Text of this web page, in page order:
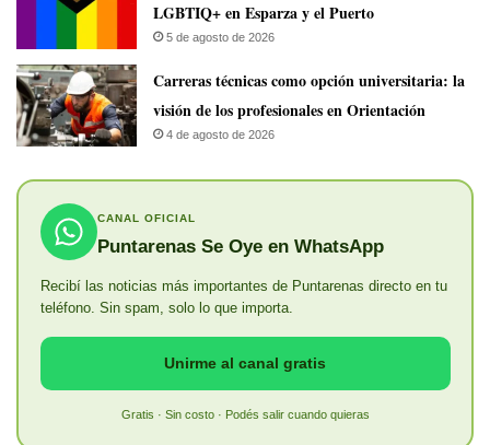
LGBTIQ+ en Esparza y el Puerto
5 de agosto de 2026
Carreras técnicas como opción universitaria: la
visión de los profesionales en Orientación
4 de agosto de 2026
CANAL OFICIAL
Puntarenas Se Oye en WhatsApp
Recibí las noticias más importantes de Puntarenas directo en tu
teléfono. Sin spam, solo lo que importa.
Unirme al canal gratis
Gratis · Sin costo · Podés salir cuando quieras